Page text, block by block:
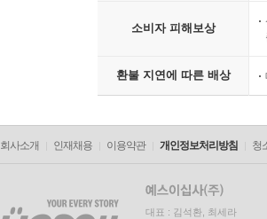
소비자 피해보상
환불 지연에 따른 배상
회사소개 인재채용 이용약관 개인정보처리방침 청
대표 : 김석환, 최세라